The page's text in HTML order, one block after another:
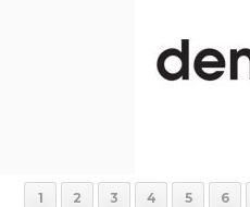
1 2 3 4 5 6